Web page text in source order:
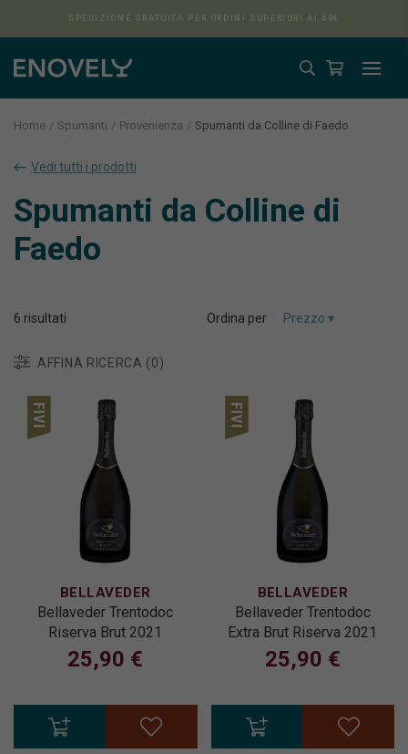
Aura
SPEDIZIONE GRATUITA PER ORDINI SUPERIORI AI 69€
Home Spumanti Provenienza Spumanti da Colline di Faedo
Vedi tutti i prodotti
Spumanti da Colline di
Faedo
6 risultati Ordina per
AFFINA RICERCA (0)
BELLAVEDER
Bellaveder Trentodoc
Riserva Brut 2021
25,90 €
BELLAVEDER
Bellaveder Trentodoc
Extra Brut Riserva 2021
25,90 €